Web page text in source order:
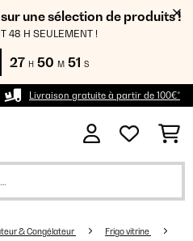
une sélection de produits !
48 H SEULEMENT !
27 H 50 M 51 S
Livraison gratuite à partir de 100€*
& Congélateur Frigo vitrine